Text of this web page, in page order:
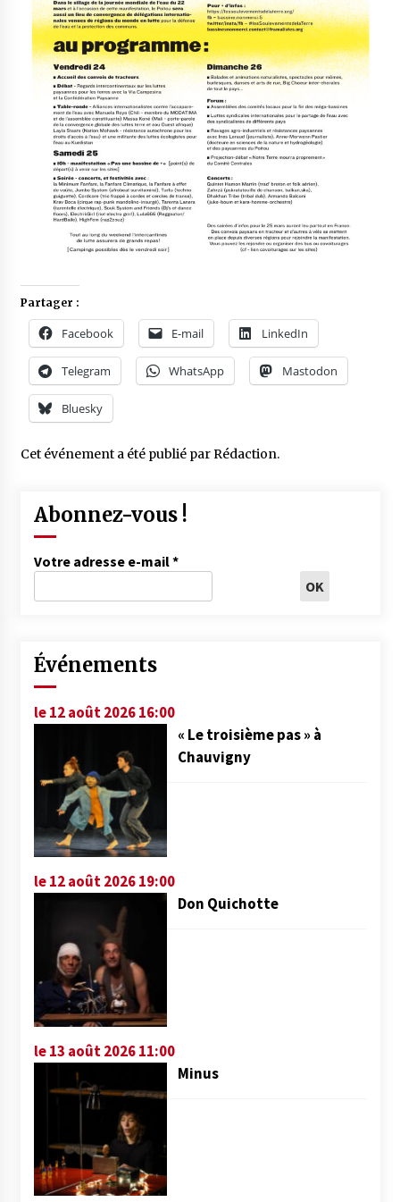
Partager :
Facebook E-mail LinkedIn
Telegram WhatsApp Mastodon
Bluesky
Cet événement a été publié parRédaction.
Abonnez-vous !
Votre adresse e-mail*
Événements
le 12 août 2026 16:00
« Le troisième pas » à
Chauvigny
le 12 août 2026 19:00
Don Quichotte
le 13 août 2026 11:00
Minus